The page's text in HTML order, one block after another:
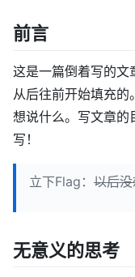
前言
这是一篇倒着写的文
从后往前开始填充
想说什么。写文章的
写！
立下Flag： 以后
无意义的思考